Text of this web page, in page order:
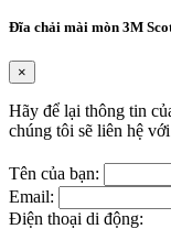
Đĩa chải mài mòn 3M
×
Hãy để lại thông tin
chúng tôi sẽ liên hệ
Tên của bạn:
Email:
Điện thoại di động: